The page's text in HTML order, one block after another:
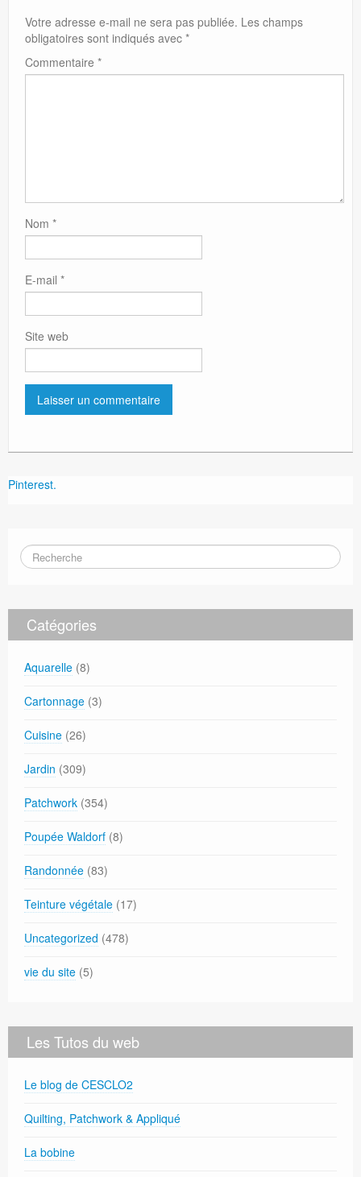
Votre adresse e-mail ne sera pas publiée. Les champs
obligatoires sont indiqués avec *
Commentaire *
Nom *
E-mail *
Site web
Pinterest.
Catégories
Aquarelle (8)
Cartonnage (3)
Cuisine (26)
Jardin (309)
Patchwork (354)
Poupée Waldorf (8)
Randonnée (83)
Teinture végétale (17)
Uncategorized (478)
vie du site (5)
Les Tutos du web
Le blog de CESCLO2
Quilting, Patchwork & Appliqué
La bobine